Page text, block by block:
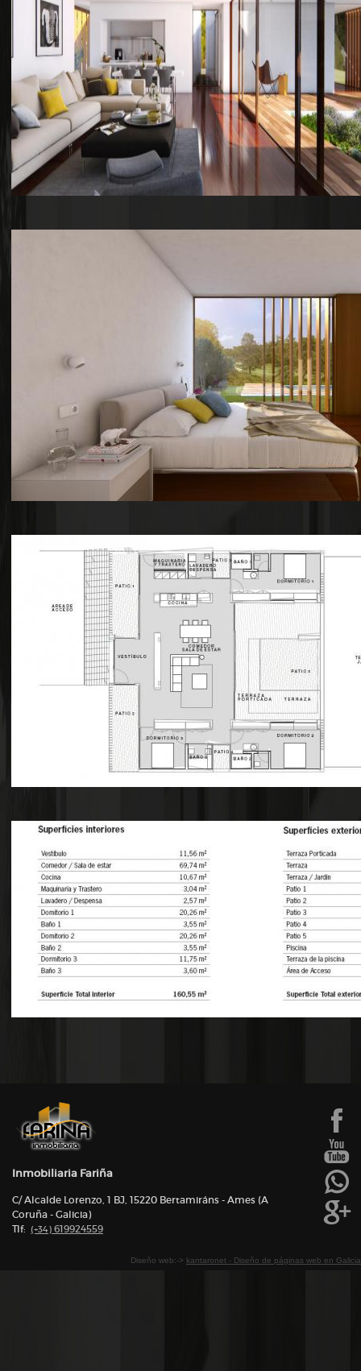
Inmobiliaria Fariña
C/ Alcalde Lorenzo, 1 BJ, 15220 Bertamiráns - Ames (A
Coruña - Galicia)
Tlf: (+34) 619924559
Diseño web:-> kantaronet - Diseño de páginas web en Galicia